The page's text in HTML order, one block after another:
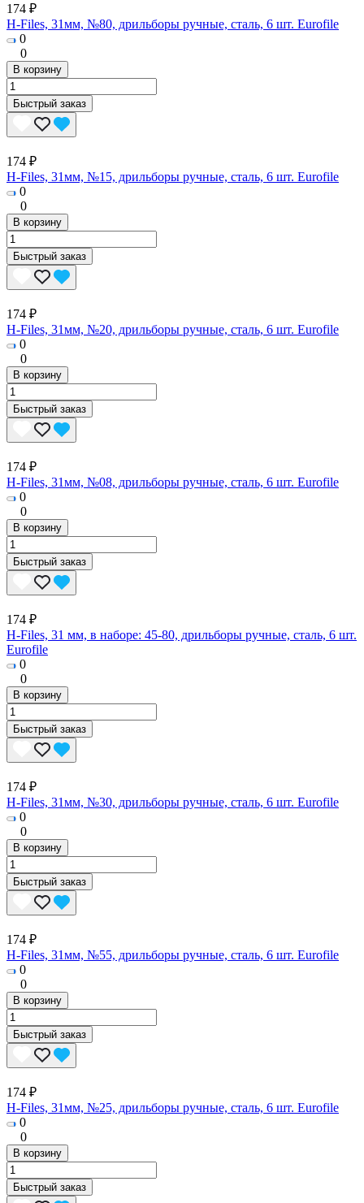
174 ₽
H-Files, 31мм, №80, дрильборы ручные, сталь, 6 шт. Eurofile
0
0
В корзину
Быстрый заказ
174 ₽
H-Files, 31мм, №15, дрильборы ручные, сталь, 6 шт. Eurofile
0
0
В корзину
Быстрый заказ
174 ₽
H-Files, 31мм, №20, дрильборы ручные, сталь, 6 шт. Eurofile
0
0
В корзину
Быстрый заказ
174 ₽
H-Files, 31мм, №08, дрильборы ручные, сталь, 6 шт. Eurofile
0
0
В корзину
Быстрый заказ
174 ₽
H-Files, 31 мм, в наборе: 45-80, дрильборы ручные, сталь, 6 шт.
Eurofile
0
0
В корзину
Быстрый заказ
174 ₽
H-Files, 31мм, №30, дрильборы ручные, сталь, 6 шт. Eurofile
0
0
В корзину
Быстрый заказ
174 ₽
H-Files, 31мм, №55, дрильборы ручные, сталь, 6 шт. Eurofile
0
0
В корзину
Быстрый заказ
174 ₽
H-Files, 31мм, №25, дрильборы ручные, сталь, 6 шт. Eurofile
0
0
В корзину
Быстрый заказ